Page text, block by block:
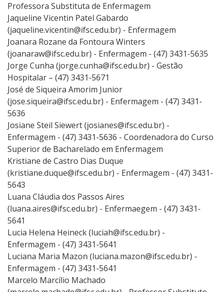
Professora Substituta de Enfermagem
Jaqueline Vicentin Patel Gabardo
(jaqueline.vicentin@ifsc.edu.br) - Enfermagem
Joanara Rozane da Fontoura Winters
(joanaraw@ifsc.edu.br) - Enfermagem - (47) 3431-5635
Jorge Cunha (jorge.cunha@ifsc.edu.br) - Gestão
Hospitalar – (47) 3431-5671
José de Siqueira Amorim Junior
(jose.siqueira@ifsc.edu.br) - Enfermagem - (47) 3431-
5636
Josiane Steil Siewert (josianes@ifsc.edu.br) -
Enfermagem - (47) 3431-5636 - Coordenadora do Curso
Superior de Bacharelado em Enfermagem
Kristiane de Castro Dias Duque
(kristiane.duque@ifsc.edu.br) - Enfermagem - (47) 3431-
5643
Luana Cláudia dos Passos Aires
(luana.aires@ifsc.edu.br) - Enfermaegem - (47) 3431-
5641
Lucia Helena Heineck (luciah@ifsc.edu.br) -
Enfermagem - (47) 3431-5641
Luciana Maria Mazon (luciana.mazon@ifsc.edu.br) -
Enfermagem - (47) 3431-5641
Marcelo Marcílio Machado